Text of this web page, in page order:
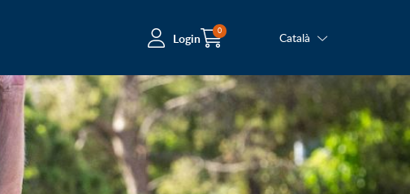
Login 0 Català